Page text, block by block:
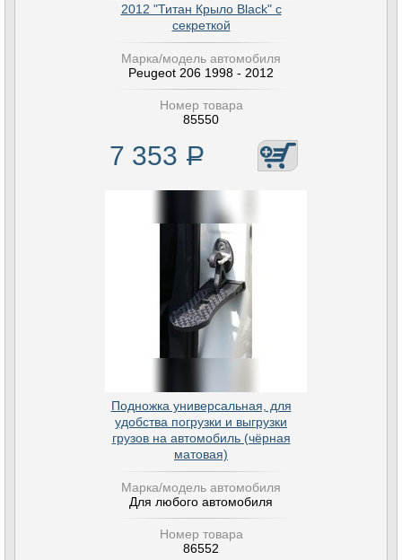
2012 "Титан Крыло Black" с
секреткой
Марка/модель автомобиля
Peugeot 206 1998 - 2012
Номер товара
85550
7 353 Р
Подножка универсальная, для
удобства погрузки и выгрузки
грузов на автомобиль (чёрная
матовая)
Марка/модель автомобиля
Для любого автомобиля
Номер товара
86552